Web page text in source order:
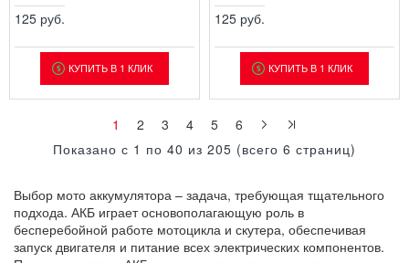
Выбор мото аккумулятора – задача, требующая тщательного
подхода. АКБ играет основополагающую роль в
бесперебойной работе мотоцикла и скутера, обеспечивая
запуск двигателя и питание всех электрических компонентов.
125 руб.
КУПИТЬ В 1 КЛИК
125 руб.
КУПИТЬ В 1 КЛИК
1 2 3 4 5
6
Показано с 1 по 40 из 205 (всего 6 страниц)